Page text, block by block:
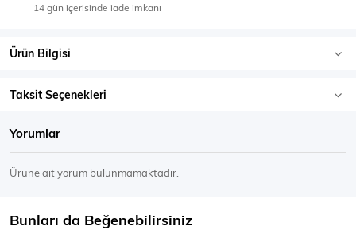
14 gün içerisinde iade imkanı
Ürün Bilgisi
Taksit Seçenekleri
Yorumlar
Ürüne ait yorum bulunmamaktadır.
Bunları da Beğenebilirsiniz